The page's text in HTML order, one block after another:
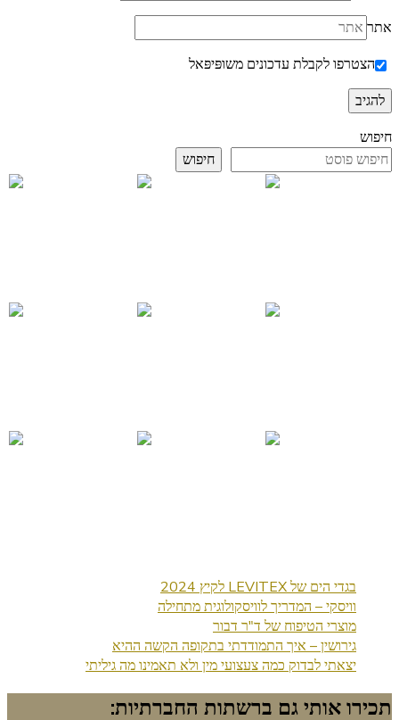
אתר
הצטרפו לקבלת עדכונים משופּיפּאל
חיפוש
חיפוש
בגדי הים של LEVITEX לקיץ 2024
וויסקי – המדריך לוויסקולוגית מתחילה
מוצרי הטיפוח של ד"ר דבור
גירושין – איך התמודדתי בתקופה הקשה ההיא
יצאתי לבדוק כמה צעצועי מין ולא תאמינו מה גיליתי
תכירו אותי גם ברשתות החברתיות: